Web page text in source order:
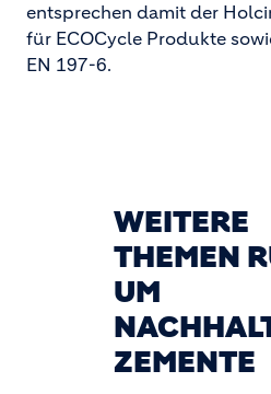
entsprechen damit der
für ECOCycle Produkte
EN 197-6.
WEITERE
THEMEN
UM
ZEMENTE